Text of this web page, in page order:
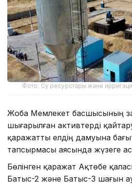
Фото: Су ресурстары және
Жоба Мемлекет басшысының
шығарылған активтерді
қаражатты елдің дамуына
тапсырмасы аясында жүзеге
Бөлінген қаражат Ақтөбе
Батыс-2 және Батыс-3 шағын